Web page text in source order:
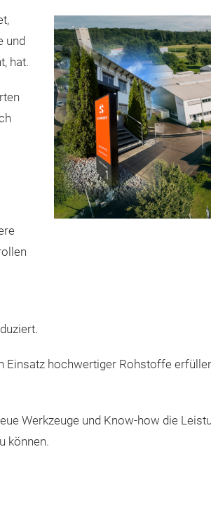
und
hat.
Einsatz hochwertiger Rohstoffe
Werkzeuge und Know-how die
können.